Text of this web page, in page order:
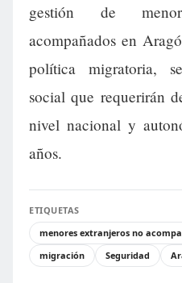
gestión de
acompañados en
política migratoria,
social que requerirán
nivel nacional y
años.
ETIQUETAS
menores extranjeros no
migración
Seguridad